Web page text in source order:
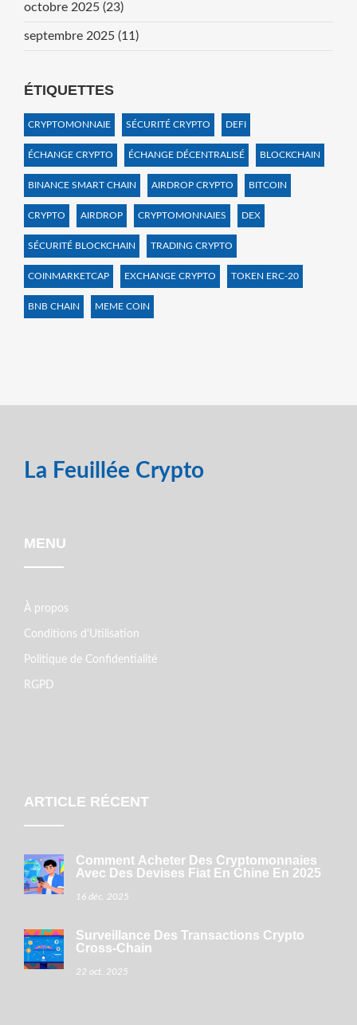
octobre 2025 (23)
septembre 2025 (11)
ÉTIQUETTES
CRYPTOMONNAIE SÉCURITÉ CRYPTO DEFI
ÉCHANGE CRYPTO ÉCHANGE DÉCENTRALISÉ BLOCKCHAIN
BINANCE SMART CHAIN AIRDROP CRYPTO BITCOIN
CRYPTO AIRDROP CRYPTOMONNAIES DEX
SÉCURITÉ BLOCKCHAIN TRADING CRYPTO
COINMARKETCAP EXCHANGE CRYPTO TOKEN ERC-20
BNB CHAIN MEME COIN
La Feuillée Crypto
MENU
À propos
Conditions d'Utilisation
Politique de Confidentialité
RGPD
ARTICLE RÉCENT
Comment Acheter Des Cryptomonnaies
Avec Des Devises Fiat En Chine En 2025
16 déc. 2025
Surveillance Des Transactions Crypto
Cross‑chain
22 oct. 2025